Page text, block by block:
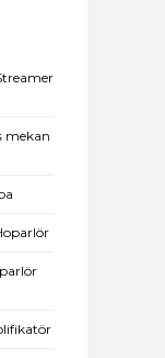
mekan